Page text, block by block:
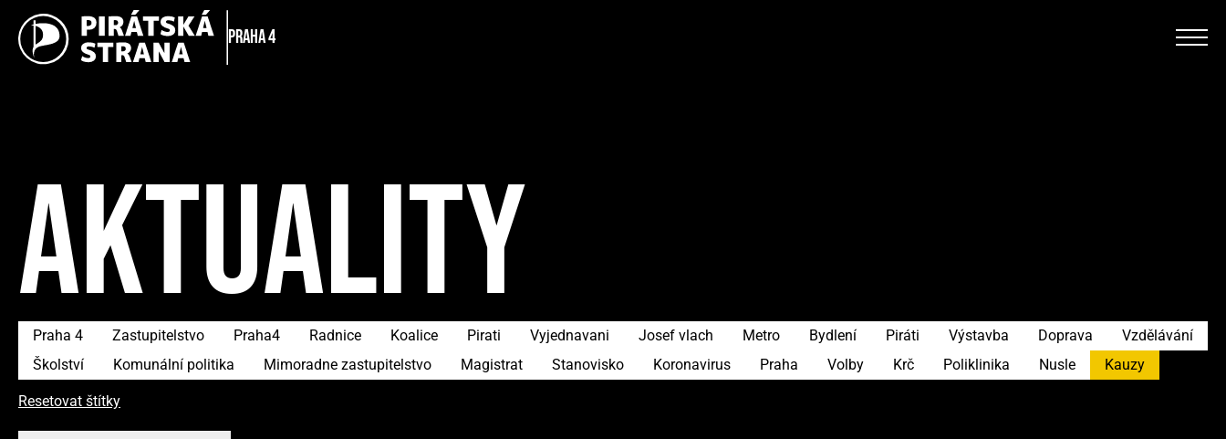
Praha 4
AKTUALITY
Praha 4 Zastupitelstvo Praha4 Radnice Koalice Pirati Vyjednavani Josef vlach Metro Bydlení Piráti Výstavba Doprava
Vzdělávání
Školství
Komunální politika Mimoradne zastupitelstvo Magistrat Stanovisko Koronavirus Praha Volby Krč Poliklinika Nusle Kauzy
Resetovat štítky